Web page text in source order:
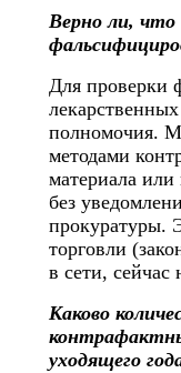
Верно ли, что
Для проверки
полномочия.
методами
материала
без
прокуратуры.
торговли
в сети,
Каково
уходящего